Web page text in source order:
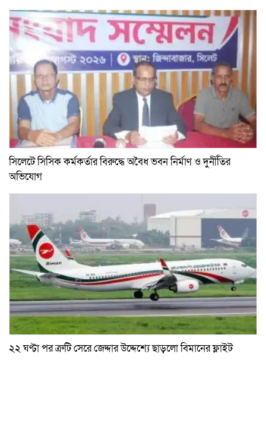
সিলেটে সিসিক কর্মকর্তার বিরুদ্ধে অবৈধ ভবন নির্মাণ ও দুর্নীতির
অভিযোগ
২২ ঘণ্টা পর ত্রুটি সেরে জেদ্দার উদ্দেশ্যে ছাড়লো বিমানের ফ্লাইট